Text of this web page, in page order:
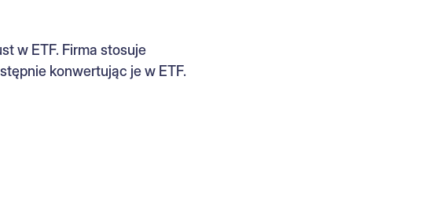
w ETF. Firma stosuje
konwertując je w ETF.